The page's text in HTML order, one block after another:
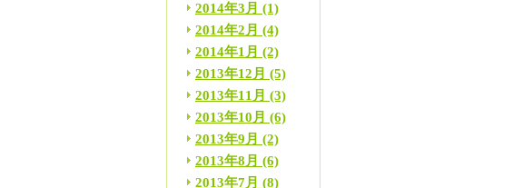
2014年3月 (1)
2014年2月 (4)
2014年1月 (2)
2013年12月 (5)
2013年11月 (3)
2013年10月 (6)
2013年9月 (2)
2013年8月 (6)
2013年7月 (8)